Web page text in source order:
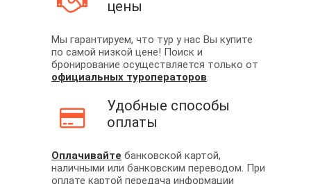
цены
Мы гарантируем, что тур у нас Вы купите
по самой низкой цене! Поиск и
бронирование осуществляется только от
официальных туроператоров.
Удобные способы
оплаты
Оплачивайте банковской картой,
наличными или банковским переводом. При
оплате картой передача информации